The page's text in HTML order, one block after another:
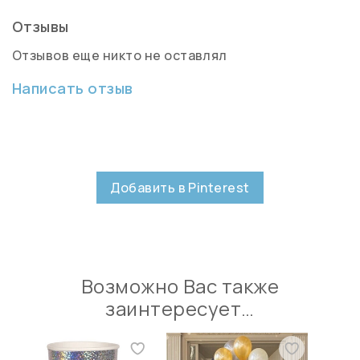
Отзывы
Отзывов еще никто не оставлял
Написать отзыв
Добавить в Pinterest
Возможно Вас также
заинтересует…